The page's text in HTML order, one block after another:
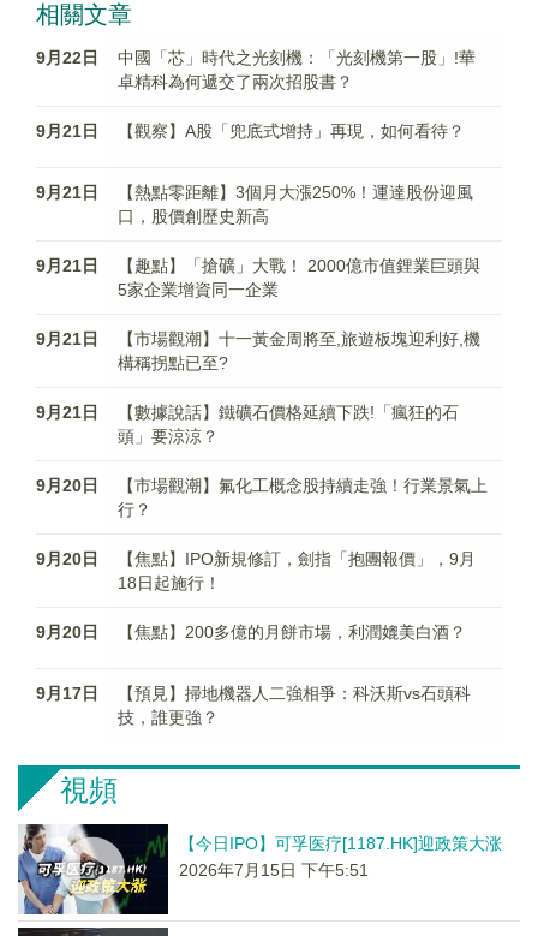
相關文章
9月22日
中國「芯」時代之光刻機：「光刻機第一股」!華
卓精科為何遞交了兩次招股書？
9月21日 【觀察】A股「兜底式增持」再現，如何看待？
9月21日
【熱點零距離】3個月大漲250%！運達股份迎風
口，股價創歷史新高
9月21日
【趣點】「搶礦」大戰！ 2000億市值鋰業巨頭與
5家企業增資同一企業
9月21日
【市場觀潮】十一黃金周將至,旅遊板塊迎利好,機
構稱拐點已至?
9月21日
【數據說話】鐵礦石價格延續下跌!「瘋狂的石
頭」要涼涼？
9月20日
【市場觀潮】氟化工概念股持續走強！行業景氣上
行？
9月20日
【焦點】IPO新規修訂，劍指「抱團報價」，9月
18日起施行！
9月20日 【焦點】200多億的月餅市場，利潤媲美白酒？
9月17日
【預見】掃地機器人二強相爭：科沃斯vs石頭科
技，誰更強？
視頻
【今日IPO】可孚医疗[1187.HK]迎政策大涨
2026年7月15日 下午5:51